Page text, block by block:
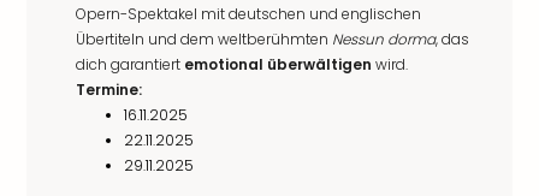
Opern-Spektakel mit deutschen und englischen
Übertiteln und dem weltberühmten Nessun dorma, das
dich garantiert emotional überwältigen wird.
Termine:
16.11.2025
22.11.2025
29.11.2025